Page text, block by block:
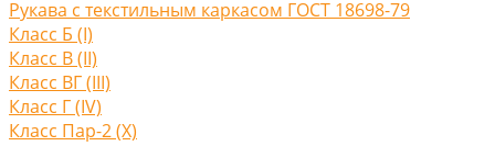
Рукава с текстильным каркасом ГОСТ 18698-79
Класс Б (I)
Класс В (II)
Класс ВГ (III)
Класс Г (IV)
Класс Пар-2 (X)